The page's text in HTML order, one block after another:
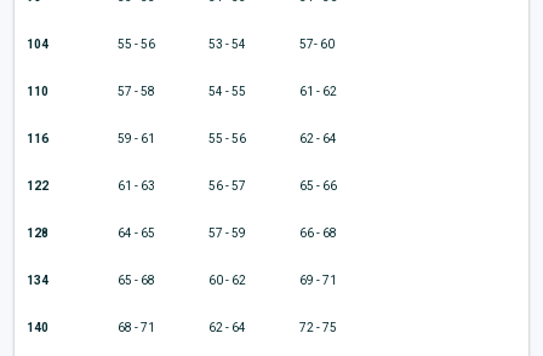
104 55 - 56 53 - 54 57- 60
110 57 - 58 54 - 55 61 - 62
116 59 - 61 55 - 56 62 - 64
122 61 - 63 56 - 57 65 - 66
128 64 - 65 57 - 59 66 - 68
134 65 - 68 60 - 62 69 - 71
140 68 - 71 62 - 64 72 - 75